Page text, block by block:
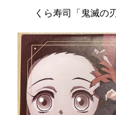
くら寿司「鬼滅の